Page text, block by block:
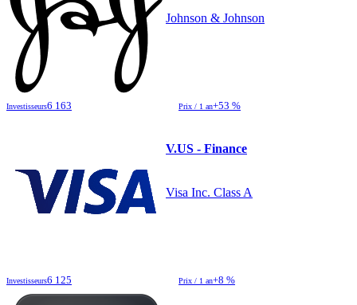
Johnson & Johnson
Investisseurs6 163 Prix / 1 an+53 %
V.US - Finance
Visa Inc. Class A
Investisseurs6 125 Prix / 1 an+8 %